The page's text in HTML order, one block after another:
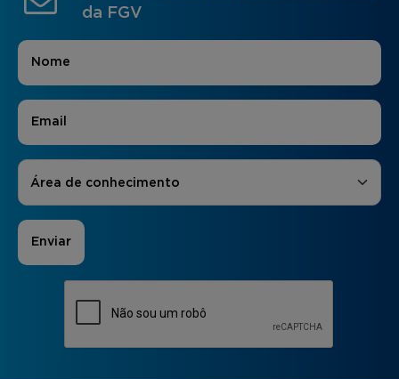
da FGV
Nome
E-mail
Áreas de Interesse
Área de conhecimento